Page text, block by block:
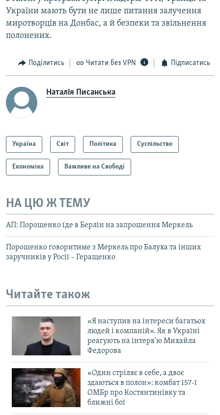
України мають бути не лише питання залучення
миротворців на Донбас, а й безпеки та звільнення
полонених.
Поділитись Читати без VPN Підписатись
Наталія Писанська
Україна Світ Політика Суспільство
Економіка Важливе на Свободі
НА ЦЮ Ж ТЕМУ
АП: Порошенко їде в Берлін на запрошення Меркель
Порошенко говоритиме з Меркель про Балуха та інших
заручників у Росії – Геращенко
Читайте також
«Я наступив на інтереси багатьох
людей і компаній». Як в Україні
реагують на інтерв’ю Михайла
Федорова
«Один стріляє в себе, а двоє
здаються в полон»: комбат 157-ї
ОМБр про Костянтинівку та
ближні бої